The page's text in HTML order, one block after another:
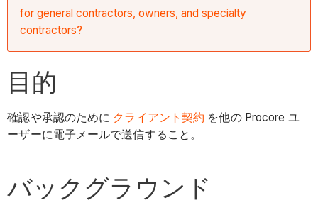
for general contractors, owners, and specialty
contractors?
目的
確認や承認のために クライアント契約 を他の Procore ユ
ーザーに電子メールで送信すること。
バックグラウンド